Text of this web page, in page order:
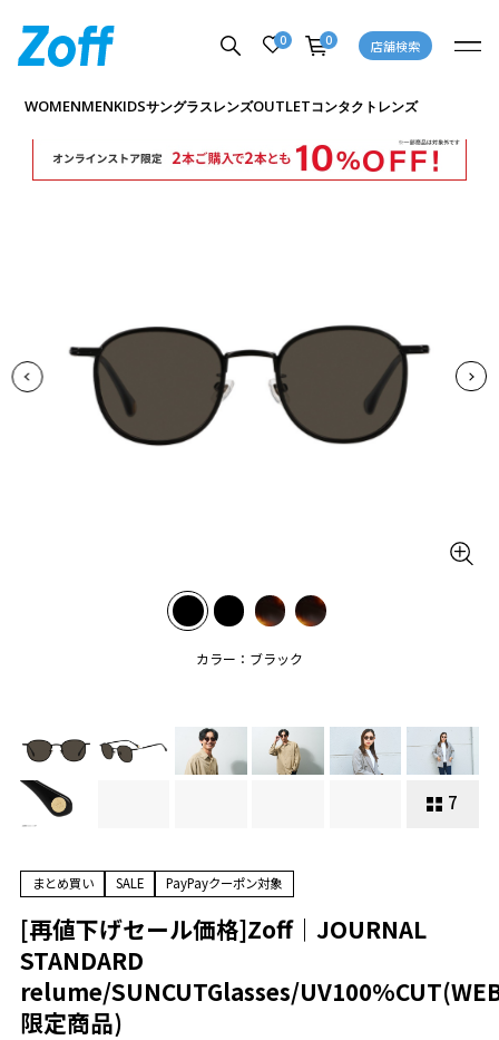
0 0 店舗検索
WOMENMENKIDSサングラスレンズOUTLETコンタクトレンズ
カラー：ブラック
7
商品詳細ページへ
まとめ買い SALE PayPayクーポン対象
[再値下げセール価格]Zoff｜JOURNAL
STANDARD
relume/SUNCUTGlasses/
限定商品)